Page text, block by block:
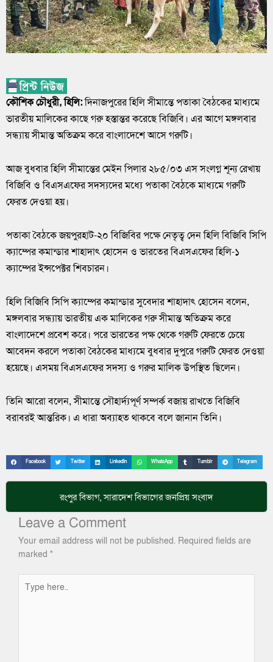
কৌশিক চৌধুরী, হিলি:দিনাজপুরের হিলি সীমান্তে পতাকা বৈঠকের মাধ্যমে
ভারতীয় মালিকের কাছে গরু হস্তান্তর করেছে বিজিবি। এর আগে মঙ্গলবার
সন্ধ্যায় সীমান্ত অতিক্রম করে বাংলাদেশে আসে গরুটি।
আজ বুধবার হিলি সীমান্তের মেইন পিলার ২৮৫/০৩ এস সংলগ্ন শূন্য রেখায়
বিজিবি ও বিএসএফের সদস্যদের মধ্যে পতাকা বৈঠকে মাধ্যমে গরুটি
ফেরত দেওয়া হয়।
পতাকা বৈঠকে জয়পুরহাট-২০ বিজিবির পক্ষে নেতৃত্ব দেন হিলি বিজিবি সিপি
ক্যাম্পের কমান্ডার শাহাদাৎ হোসেন ও ভারতের বিএসএফের হিলি-১
ক্যাম্পের ইন্সপেক্টর শিবচারন।
হিলি বিজিবি সিপি ক্যাম্পের কমান্ডার সুবেদার শাহাদাৎ হোসেন বলেন,
মঙ্গলবার সন্ধ্যায় ভারতীয় এক মালিকের গরু সীমান্ত অতিক্রম করে
বাংলাদেশে প্রবেশ করে। পরে ভারতের পক্ষ থেকে গরুটি ফেরতে চেয়ে
আবেদন করলে পতাকা বৈঠকের মাধ্যমে বুধবার দুপুরে গরুটি ফেরত দেওয়া
হয়েছে। এসময় বিএসএফের সদস্য ও গরুর মালিক উপস্থিত ছিলেন।
তিনি আরো বলেন, সীমান্তে সৌহার্দ্যপূর্ণ সম্পর্ক বজায় রাখতে বিজিবি
বরাবরই আন্তরিক। এ ধারা অব্যাহত থাকবে বলে জানান তিনি।
Facebook Twitter LinkedIn WhatsApp Tumblr Telegram
রংপুর বিভাগ,সারাদেশবিভাগের জনপ্রিয় সংবাদ
Leave a Comment
Your email address will not be published. Required fields are
marked *
here..